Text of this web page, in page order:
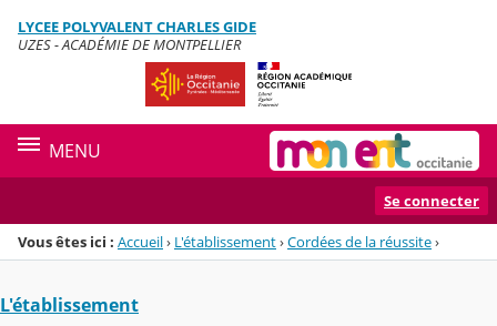
Menu de la rubrique
Contenu
LYCEE POLYVALENT CHARLES GIDE
UZES - ACADÉMIE DE MONTPELLIER
MENU
Se connecter
Vous êtes ici : Accueil› L'établissement›Cordées de la réussite›
L'établissement